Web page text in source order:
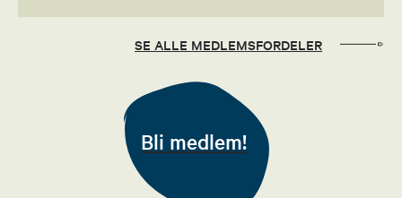
Wanda Levang
Leder jaktutvalg
SE ALLE MEDLEMSFORDELER
Bli medlem!